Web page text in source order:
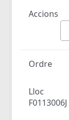
Accions
Ordre
Lloc
F0113006J